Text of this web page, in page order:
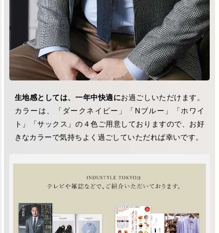
生地感としては、一年中快適にお過ごしいただけます。
カラーは、「ダークネイビー」「Nブルー」「ホワイ
ト」「サックス」の４色ご用意しておりますので、お好
きなカラーで気持ちよく過ごしていただれば幸いです。